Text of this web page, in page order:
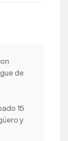
de
15
y